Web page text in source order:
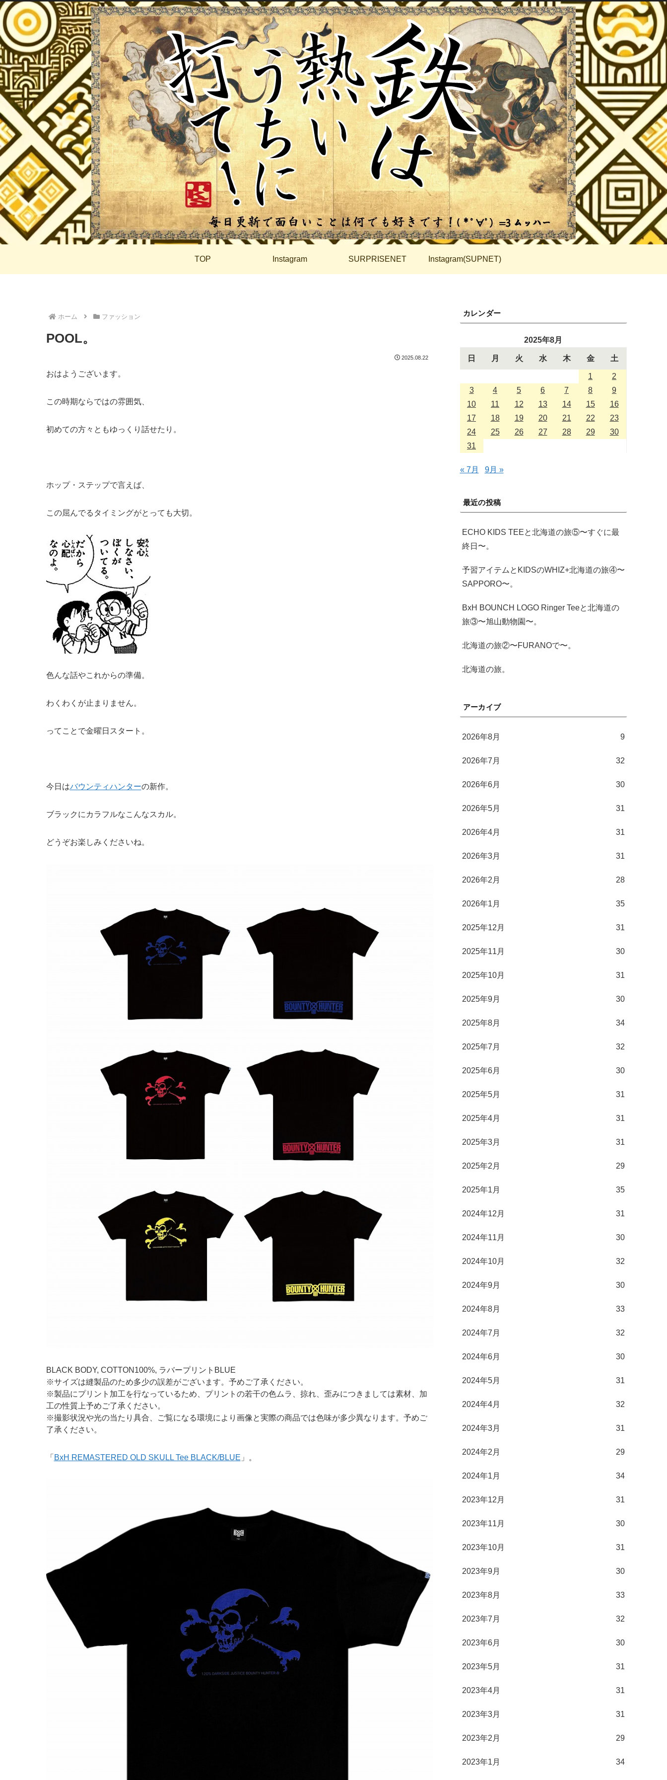
TOP Instagram SURPRISENET Instagram(SUPNET)
ホーム ファッション
POOL。
2025.08.22
おはようございます。
この時期ならではの雰囲気、
初めての方々ともゆっくり話せたり。
ホップ・ステップで言えば、
この屈んでるタイミングがとっても大切。
色んな話やこれからの準備。
わくわくが止まりません。
ってことで金曜日スタート。
今日はバウンティハンターの新作。
ブラックにカラフルなこんなスカル。
どうぞお楽しみくださいね。
BLACK BODY, COTTON100%, ラバープリントBLUE
※サイズは縫製品のため多少の誤差がございます。予めご了承ください。
※製品にプリント加工を行なっているため、プリントの若干の色ムラ、掠れ、歪みにつきましては素材、加
工の性質上予めご了承ください。
※撮影状況や光の当たり具合、ご覧になる環境により画像と実際の商品では色味が多少異なります。予めご
了承ください。
「 BxH REMASTERED OLD SKULL Tee BLACK/BLUE 」。
カレンダー
2025年8月
日 月 火 水 木 金 土
1
2
3
4 5 6 7 8
9
10
11 12 13 14 15
16
17
18 19 20 21 22
23
24
25 26 27 28 29
30
31
« 7月 9月 »
最近の投稿
ECHO KIDS TEEと北海道の旅⑤〜すぐに最
終日〜。
予習アイテムとKIDSのWHIZ+北海道の旅④〜
SAPPORO〜。
BxH BOUNCH LOGO Ringer Teeと北海道の
旅③〜旭山動物園〜。
北海道の旅②〜FURANOで〜。
北海道の旅。
アーカイブ
2026年8月 9
2026年7月 32
2026年6月 30
2026年5月 31
2026年4月 31
2026年3月 31
2026年2月 28
2026年1月 35
2025年12月 31
2025年11月 30
2025年10月 31
2025年9月 30
2025年8月 34
2025年7月 32
2025年6月 30
2025年5月 31
2025年4月 31
2025年3月 31
2025年2月 29
2025年1月 35
2024年12月 31
2024年11月 30
2024年10月 32
2024年9月 30
2024年8月 33
2024年7月 32
2024年6月 30
2024年5月 31
2024年4月 32
2024年3月 31
2024年2月 29
2024年1月 34
2023年12月 31
2023年11月 30
2023年10月 31
2023年9月 30
2023年8月 33
2023年7月 32
2023年6月 30
2023年5月 31
2023年4月 31
2023年3月 31
2023年2月 29
2023年1月 34